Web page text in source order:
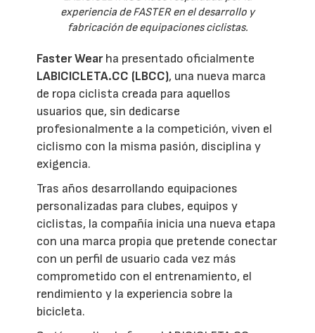
experiencia de FASTER en el desarrollo y
fabricación de equipaciones ciclistas.
Faster Wearha presentado oficialmente
LABICICLETA.CC (LBCC), una nueva marca
de ropa ciclista creada para aquellos
usuarios que, sin dedicarse
profesionalmente a la competición, viven el
ciclismo con la misma pasión, disciplina y
exigencia.
Tras años desarrollando equipaciones
personalizadas para clubes, equipos y
ciclistas, la compañía inicia una nueva etapa
con una marca propia que pretende conectar
con un perfil de usuario cada vez más
comprometido con el entrenamiento, el
rendimiento y la experiencia sobre la
bicicleta.